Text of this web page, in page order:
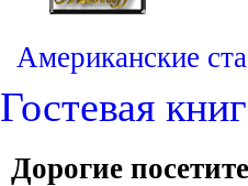
Американские
Гостевая
Дорогие